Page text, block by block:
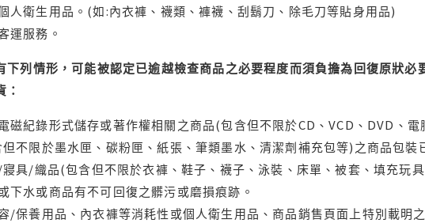
人衛生用品。(如:內衣褲、襪類、褲襪、刮鬍刀、除毛刀等貼身用品)
運服務。
下列情形，可能被認定已逾越檢查商品之必要程度而須負擔為回復原狀
：
磁紀錄形式儲存或著作權相關之商品(包含但不限於CD、VCD、DVD、
不限於墨水匣、碳粉匣、紙張、筆類墨水、清潔劑補充包等)之商品包
具/織品(包含但不限於衣褲、鞋子、襪子、泳裝、床單、被套、填充玩
下水或商品有不可回復之髒污或磨損痕跡。
/保養用品、內衣褲等消耗性或個人衛生用品、商品銷售頁面上特別載明